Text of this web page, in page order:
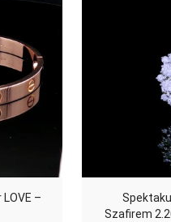
–
Szafirem